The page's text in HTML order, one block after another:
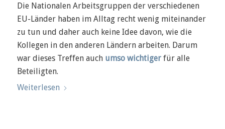
Die Nationalen Arbeitsgruppen der verschiedenen
EU-Länder haben im Alltag recht wenig miteinander
zu tun und daher auch keine Idee davon, wie die
Kollegen in den anderen Ländern arbeiten. Darum
war dieses Treffen auch umso wichtigerfür alle
Beteiligten.
Weiterlesen